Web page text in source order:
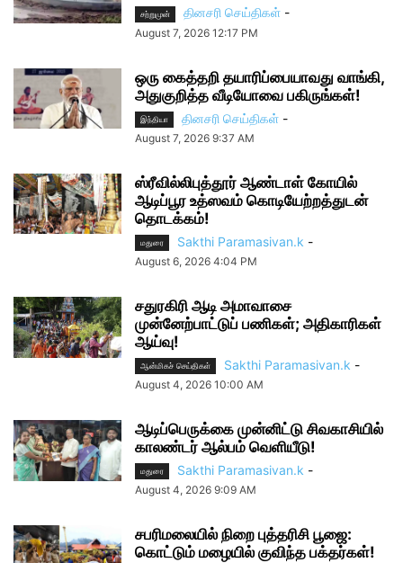
சற்றுமுன் தினசரி செய்திகள் -
August 7, 2026 12:17 PM
ஒரு கைத்தறி தயாரிப்பையாவது வாங்கி,
அதுகுறித்த வீடியோவை பகிருங்கள்!
இந்தியா தினசரி செய்திகள் -
August 7, 2026 9:37 AM
ஸ்ரீவில்லிபுத்தூர் ஆண்டாள் கோயில்
ஆடிப்பூர உத்ஸவம் கொடியேற்றத்துடன்
தொடக்கம்!
மதுரை Sakthi Paramasivan.k -
August 6, 2026 4:04 PM
சதுரகிரி ஆடி அமாவாசை
முன்னேற்பாட்டுப் பணிகள்; அதிகாரிகள்
ஆய்வு!
ஆன்மிகச் செய்திகள் Sakthi Paramasivan.k -
August 4, 2026 10:00 AM
ஆடிப்பெருக்கை முன்னிட்டு சிவகாசியில்
காலண்டர் ஆல்பம் வெளியீடு!
மதுரை Sakthi Paramasivan.k -
August 4, 2026 9:09 AM
சபரிமலையில் நிறை புத்தரிசி பூஜை:
கொட்டும் மழையில் குவிந்த பக்தர்கள்!